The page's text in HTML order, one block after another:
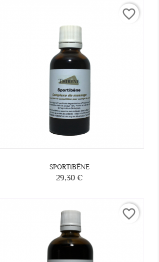
favorite_border
SPORTIBÊNE
Prix
29,30 €
favorite_border